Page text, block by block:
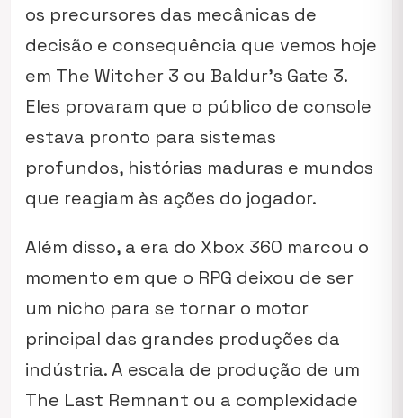
os precursores das mecânicas de
decisão e consequência que vemos hoje
em The Witcher 3 ou Baldur’s Gate 3.
Eles provaram que o público de console
estava pronto para sistemas
profundos, histórias maduras e mundos
que reagiam às ações do jogador.
Além disso, a era do Xbox 360 marcou o
momento em que o RPG deixou de ser
um nicho para se tornar o motor
principal das grandes produções da
indústria. A escala de produção de um
The Last Remnant ou a complexidade